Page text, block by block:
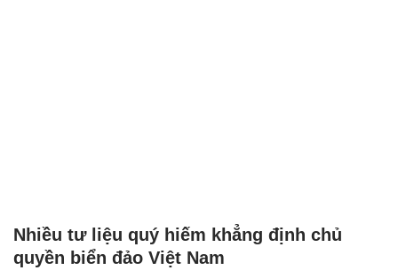
Nhiều tư liệu quý hiếm khẳng định chủ
quyền biển đảo Việt Nam